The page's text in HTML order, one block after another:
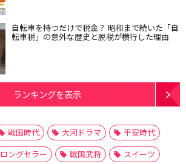
自転車を持つだけで税金？ 昭和まで続いた「自
転車税」の意外な歴史と脱税が横行した理由
ランキングを表示
戦国時代 大河ドラマ
平安時代
ロングセラー 戦国武将
スイーツ